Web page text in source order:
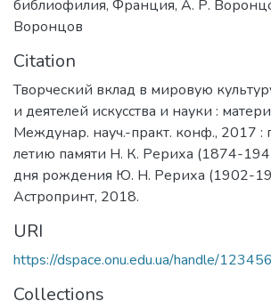
библиофилия, Франция, А. Р.
Воронцов
Citation
Творческий вклад в мировую
и деятелей искусства и науки :
Междунар. науч.-практ. конф., 2017 :
летию памяти Н. К. Рериха (1874-
дня рождения Ю. Н. Рериха (1902-
Астропринт, 2018.
URI
https://dspace.onu.edu.ua/handle/
Collections